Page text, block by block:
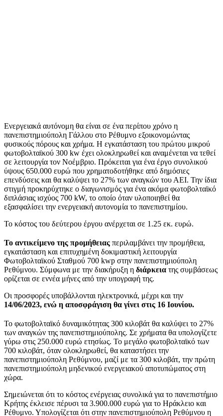
Ενεργειακά αυτόνομη θα είναι σε ένα περίπου χρόνο η
πανεπιστημιούπολη Γάλλου στο Ρέθυμνο εξοικονομώντας
φυσικούς πόρους και χρήμα. Η εγκατάσταση του πρώτου μικρού
φωτοβολταϊκού 300 kw έχει ολοκληρωθεί και αναμένεται να τεθεί
σε λειτουργία τον Νοέμβριο. Πρόκειται για ένα έργο συνολικού
ύψους 650.000 ευρώ που χρηματοδοτήθηκε από δημόσιες
επενδύσεις και θα καλύψει το 27% των αναγκών του ΑΕΙ. Την ίδια
στιγμή προκηρύχτηκε ο διαγωνισμός για ένα ακόμα φωτοβολταϊκό
διπλάσιας ισχύος 700 kW, το οποίο όταν υλοποιηθεί θα
εξασφαλίσει την ενεργειακή αυτονομία το πανεπιστημίου.
Το κόστος του δεύτερου έργου ανέρχεται σε 1.25 εκ. ευρώ.
Το αντικείμενο της προμήθειας περιλαμβάνει την προμήθεια,
εγκατάσταση και επιτυχημένη δοκιμαστική λειτουργία
Φωτοβολταϊκού Σταθμού 700 kwp στην πανεπιστημιούπολη
Ρεθύμνου. Σύμφωνα με την διακήρυξη η διάρκεια της συμβάσεως
ορίζεται σε εννέα μήνες από την υπογραφή της.
Οι προσφορές υποβάλλονται ηλεκτρονικά, μέχρι και την
14/06/2023, ενώ η αποσφράγιση θα γίνει στις 16 Ιουνίου.
Το φωτοβολταϊκό δυναμικότητας 300 κιλοβάτ θα καλύψει το 27%
των αναγκών της πανεπιστημιούπολης. Σε χρήματα θα υπολογίζετε
γύρω στις 250.000 ευρώ ετησίως. Το μεγάλο φωτοβολταϊκό των
700 κιλοβάτ, όταν ολοκληρωθεί, θα καταστήσει την
πανεπιστημιούπολη Ρεθύμνου, μαζί με τα 300 κιλοβάτ, την πρώτη
πανεπιστημιούπολη μηδενικού ενεργειακού αποτυπώματος στη
χώρα.
Σημειώνεται ότι το κόστος ενέργειας συνολικά για το πανεπιστήμιο
Κρήτης έκλεισε πέρυσι τα 3.900.000 ευρώ για το Ηράκλειο και
Ρέθυμνο. Υπολογίζεται ότι στην πανεπιστημιούπολη Ρεθύμνου η